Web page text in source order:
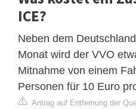
ICE?
Neben dem
Monat wird der VVO
Mitnahme von einem
Personen für 10 Euro
Antrag auf Entfernung der